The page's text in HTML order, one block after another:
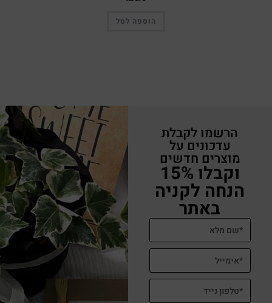
הוספה לסל
הרשמו לקבלת
עדכונים על
מוצרים חדשים
וקבלו 15%
הנחה לקניה
באתר